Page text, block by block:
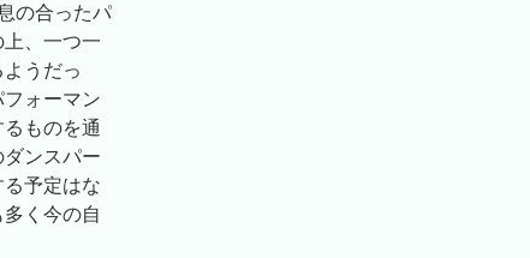
の合ったパ
、一つ一
うだっ
ォーマン
ものを通
ンスパー
予定はな
く今の自